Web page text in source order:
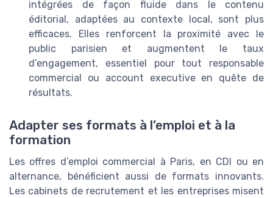
intégrées de façon fluide dans le contenu
éditorial, adaptées au contexte local, sont plus
efficaces. Elles renforcent la proximité avec le
public parisien et augmentent le taux
d’engagement, essentiel pour tout responsable
commercial ou account executive en quête de
résultats.
Adapter ses formats à l’emploi et à la
formation
Les offres d’emploi commercial à Paris, en CDI ou en
alternance, bénéficient aussi de formats innovants.
Les cabinets de recrutement et les entreprises misent